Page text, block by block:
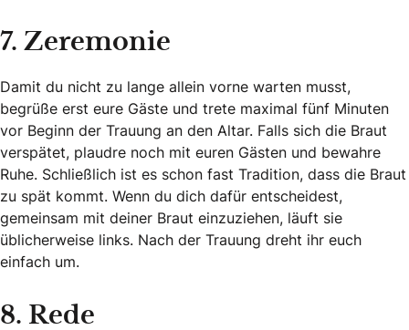
7. Zeremonie
Damit du nicht zu lange allein vorne warten musst,
begrüße erst eure Gäste und trete maximal fünf Minuten
vor Beginn der Trauung an den Altar. Falls sich die Braut
verspätet, plaudre noch mit euren Gästen und bewahre
Ruhe. Schließlich ist es schon fast Tradition, dass die Braut
zu spät kommt. Wenn du dich dafür entscheidest,
gemeinsam mit deiner Braut einzuziehen, läuft sie
üblicherweise links. Nach der Trauung dreht ihr euch
einfach um.
8. Rede